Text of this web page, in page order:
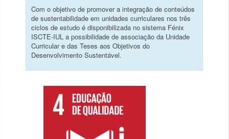
Com o objetivo de promover a integração de conteúdos
de sustentabilidade em unidades curriculares nos três
ciclos de estudo é disponibilizada no sistema Fénix
ISCTE-IUL a possibilidade de associação da Unidade
Curricular e das Teses aos Objetivos do
Desenvolvimento Sustentável.